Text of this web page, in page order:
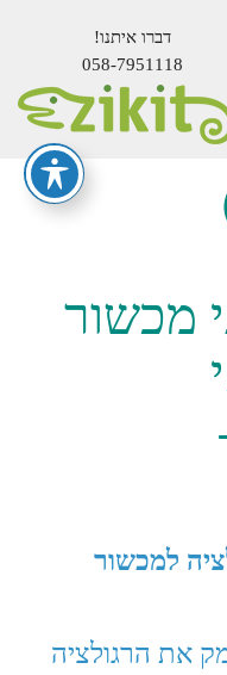
דברו איתנו!
058-7951118
מכשור
למכשור
את הרגולציה